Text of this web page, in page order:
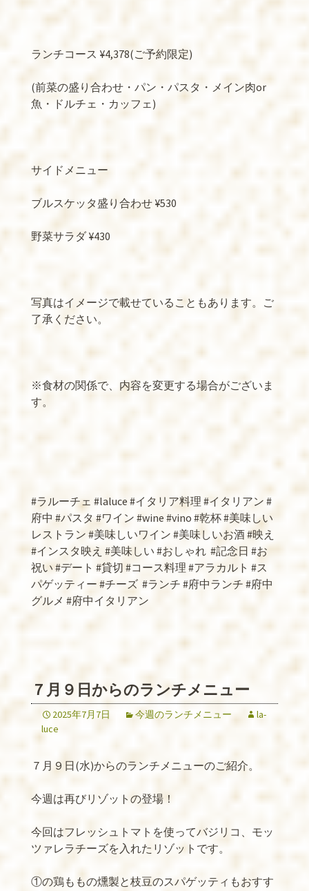
ランチコース ¥4,378(ご予約限定)
(前菜の盛り合わせ・パン・パスタ・メイン肉or
魚・ドルチェ・カッフェ)
サイドメニュー
ブルスケッタ盛り合わせ ¥530
野菜サラダ ¥430
写真はイメージで載せていることもあります。ご
了承ください。
※食材の関係で、内容を変更する場合がございま
す。
#ラルーチェ #laluce #イタリア料理 #イタリアン #
府中 #パスタ #ワイン #wine #vino #乾杯 #美味しい
レストラン #美味しいワイン #美味しいお酒 #映え
#インスタ映え #美味しい #おしゃれ #記念日 #お
祝い #デート #貸切 #コース料理 #アラカルト #ス
パゲッティー #チーズ #ランチ #府中ランチ #府中
グルメ #府中イタリアン
７月９日からのランチメニュー
2025年7月7日 今週のランチメニュー
la-
luce
７月９日(水)からのランチメニューのご紹介。
今週は再びリゾットの登場！
今回はフレッシュトマトを使ってバジリコ、モッ
ツァレラチーズを入れたリゾットです。
①の鶏ももの燻製と枝豆のスパゲッティもおすす